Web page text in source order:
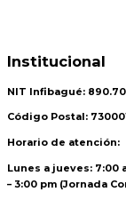
Institucional
NIT Infibagué:
Código Postal:
Horario de atención:
Lunes a jueves: 7:00
– 3:00 pm (Jornada